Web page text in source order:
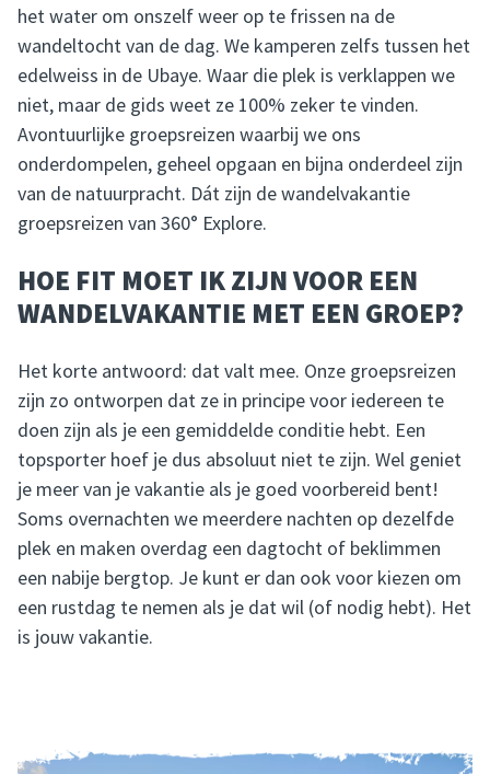
het water om onszelf weer op te frissen na de
wandeltocht van de dag. We kamperen zelfs tussen het
edelweiss in de Ubaye. Waar die plek is verklappen we
niet, maar de gids weet ze 100% zeker te vinden.
Avontuurlijke groepsreizen waarbij we ons
onderdompelen, geheel opgaan en bijna onderdeel zijn
van de natuurpracht. Dát zijn de wandelvakantie
groepsreizen van 360° Explore.
HOE FIT MOET IK ZIJN VOOR EEN
WANDELVAKANTIE MET EEN GROEP?
Het korte antwoord: dat valt mee. Onze groepsreizen
zijn zo ontworpen dat ze in principe voor iedereen te
doen zijn als je een gemiddelde conditie hebt. Een
topsporter hoef je dus absoluut niet te zijn. Wel geniet
je meer van je vakantie als je goed voorbereid bent!
Soms overnachten we meerdere nachten op dezelfde
plek en maken overdag een dagtocht of beklimmen
een nabije bergtop. Je kunt er dan ook voor kiezen om
een rustdag te nemen als je dat wil (of nodig hebt). Het
is jouw vakantie.